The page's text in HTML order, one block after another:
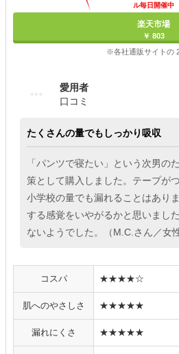
ル毎日開催中
楽天市場
￥ 803
※各社通販サイトの
愛用者
口コミ
たくさんの量でもしっかり吸収
「パンツで寝たい」という次男の
策として購入しました。テープが
小学校の量でも漏れることはあり
する感覚をいやがるかと思いまし
ないようでした。（M.C.さん／女
コスパ ★★★★☆
肌へのやさしさ ★★★★★
漏れにくさ ★★★★★